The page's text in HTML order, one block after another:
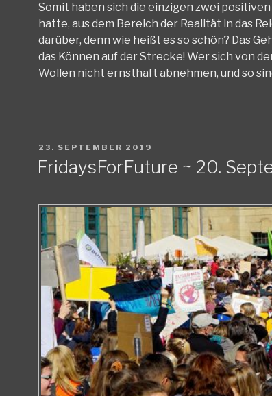
Somit haben sich die einzigen zwei
hatte, aus dem Bereich der Realität in das
darüber, denn wie heißt es so schön? Das
das Können auf der Strecke! Wer sich von
Wollen nicht ernsthaft abnehmen, und so
VERÖFFENTLICHT
23. SEPTEMBER 2019
FridaysForFuture ~ 20.